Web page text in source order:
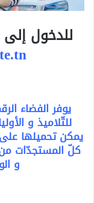
للدخول
يوفر الفضاء
للتّلاميذ و
يمكن تحميلها
كلّ المستجدّات
و